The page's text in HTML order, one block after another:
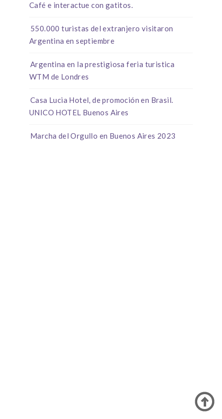
Café e interactue con gatitos.
550.000 turistas del extranjero visitaron
Argentina en septiembre
Argentina en la prestigiosa feria turistica
WTM de Londres
Casa Lucia Hotel, de promoción en Brasil.
UNICO HOTEL Buenos Aires
Marcha del Orgullo en Buenos Aires 2023